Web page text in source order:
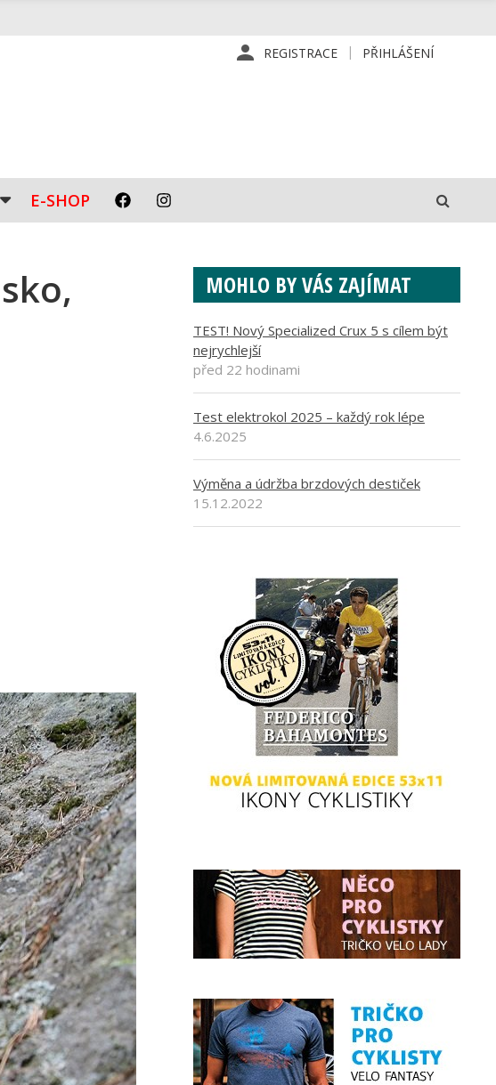
REGISTRACE PŘIHLÁŠENÍ
E-SHOP
MOHLO BY VÁS ZAJÍMAT
TEST! Nový Specialized Crux 5 s cílem být
nejrychlejší
před 22 hodinami
Test elektrokol 2025 – každý rok lépe
4.6.2025
Výměna a údržba brzdových destiček
15.12.2022